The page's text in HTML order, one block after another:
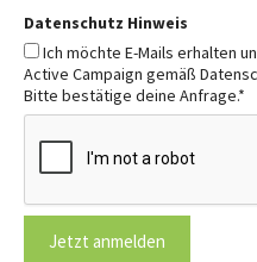
Datenschutz Hinweis
Ich möchte E-Mails erhalten
Active Campaign gemäß
Bitte bestätige deine Anfrage.*
Jetzt anmelden